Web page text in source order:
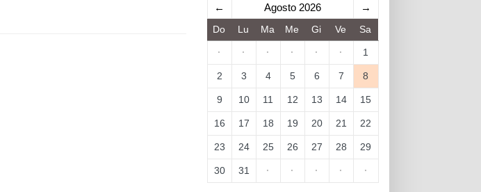
← Agosto 2026 →
Do Lu Ma Me Gi Ve Sa
· · · · · · 1
2 3 4 5 6 7 8
9 10 11 12 13 14 15
16 17 18 19 20 21 22
23 24 25 26 27 28 29
30 31 · · · · ·